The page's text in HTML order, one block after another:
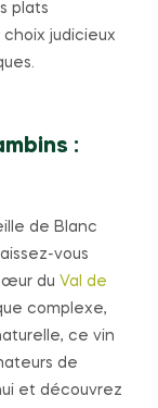
plats
judicieux
:
de Blanc
vous
du Val de
complexe,
ce vin
de
et découvrez